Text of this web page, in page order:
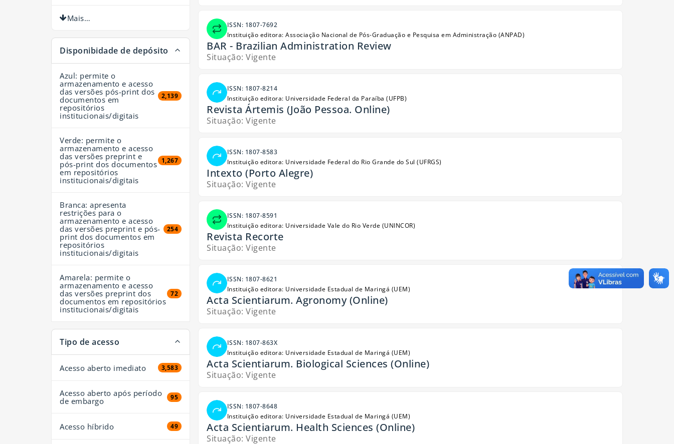
ISSN: 1807-7692
Instituição editora: Associação Nacional de Pós-Graduação e Pesquisa em Administração (ANPAD)
BAR - Brazilian Administration Review
Situação: Vigente
ISSN: 1807-8214
Instituição editora: Universidade Federal da Paraíba (UFPB)
Revista Ártemis (João Pessoa. Online)
Situação: Vigente
ISSN: 1807-8583
Instituição editora: Universidade Federal do Rio Grande do Sul (UFRGS)
Intexto (Porto Alegre)
Situação: Vigente
ISSN: 1807-8591
Instituição editora: Universidade Vale do Rio Verde (UNINCOR)
Revista Recorte
Situação: Vigente
ISSN: 1807-8621
Instituição editora: Universidade Estadual de Maringá (UEM)
Acta Scientiarum. Agronomy (Online)
Situação: Vigente
ISSN: 1807-863X
Instituição editora: Universidade Estadual de Maringá (UEM)
Acta Scientiarum. Biological Sciences (Online)
Situação: Vigente
ISSN: 1807-8648
Instituição editora: Universidade Estadual de Maringá (UEM)
Acta Scientiarum. Health Sciences (Online)
Situação: Vigente
Mais…
Disponibidade de depósito
Azul: permite o
armazenamento e acesso
das versões pós-print dos
documentos em
repositórios
institucionais/digitais
2,139 resultados
2,139
Verde: permite o
armazenamento e acesso
das versões preprint e
pós-print dos documentos
em repositórios
institucionais/digitais
1,267 resultados
1,267
Branca: apresenta
restrições para o
armazenamento e acesso
das versões preprint e pós-
print dos documentos em
repositórios
institucionais/digitais
254 resultados
254
Amarela: permite o
armazenamento e acesso
das versões preprint dos
documentos em repositórios
institucionais/digitais
72 resultados
72
Tipo de acesso
Acesso aberto imediato 3,583 resultados
3,583
Acesso aberto após período
de embargo
95 resultados
95
Acesso híbrido 49 resultados
49